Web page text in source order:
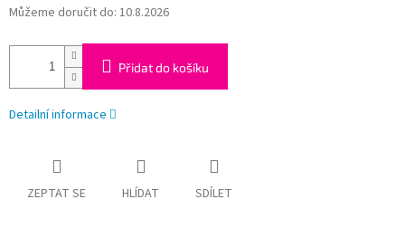
Můžeme doručit do: 10.8.2026
Přidat do košíku
Detailní informace
ZEPTAT SE HLÍDAT SDÍLET